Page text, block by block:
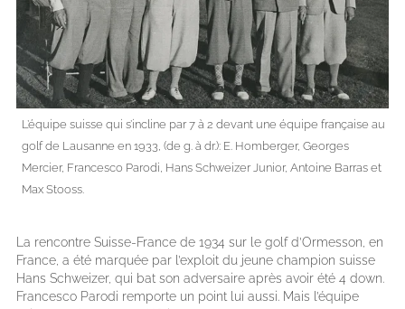
L’équipe suisse qui s’incline par 7 à 2 devant une équipe française au
golf de Lausanne en 1933, (de g. à dr.): E. Homberger, Georges
Mercier, Francesco Parodi, Hans Schweizer Junior, Antoine Barras et
Max Stooss.
La rencontre Suisse-France de 1934 sur le golf d’Ormesson, en
France, a été marquée par l’exploit du jeune champion suisse
Hans Schweizer, qui bat son adversaire après avoir été 4 down.
Francesco Parodi remporte un point lui aussi. Mais l’équipe